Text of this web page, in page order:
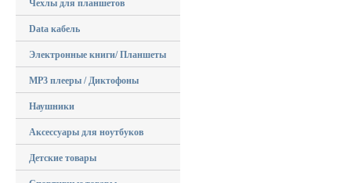
Чехлы для планшетов
Data кабель
Электронные книги/ Планшеты
MP3 плееры / Диктофоны
Наушники
Аксессуары для ноутбуков
Детские товары